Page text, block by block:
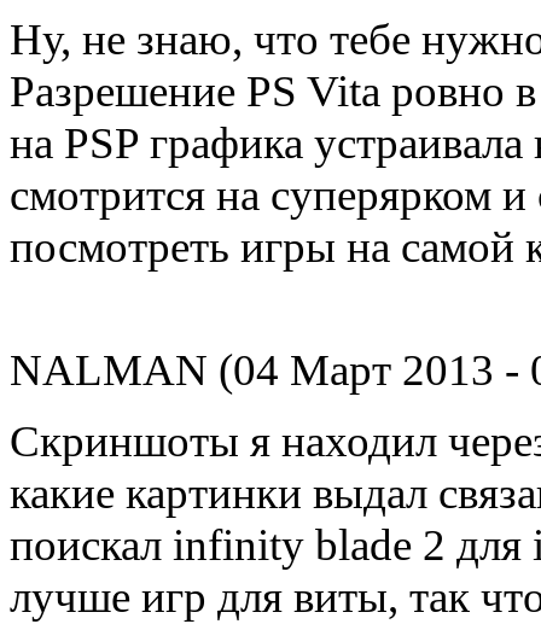
Ну, не знаю, что тебе
Разрешение PS Vita ровно
на PSP графика
смотрится на суперярком
посмотреть игры на самой
NALMAN (04 Март 2013 -
Скриншоты я находил
какие картинки выдал
поискал infinity blade 2
лучше игр для виты, так